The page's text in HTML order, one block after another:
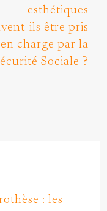
esthétiques
ils être pris
en charge par la
Sociale ?
: les